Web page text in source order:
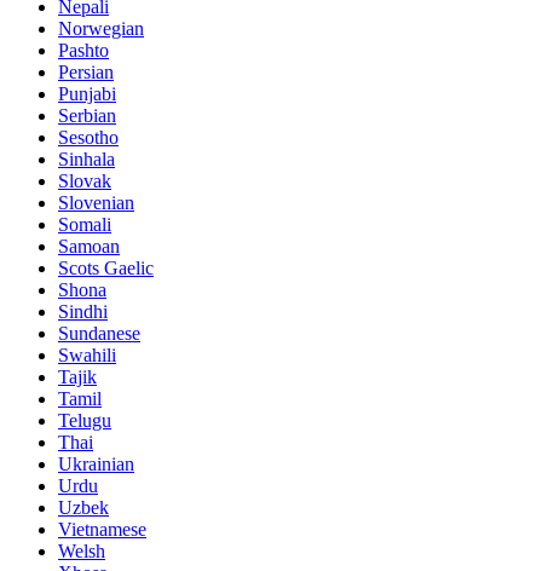
Nepali
Norwegian
Pashto
Persian
Punjabi
Serbian
Sesotho
Sinhala
Slovak
Slovenian
Somali
Samoan
Scots Gaelic
Shona
Sindhi
Sundanese
Swahili
Tajik
Tamil
Telugu
Thai
Ukrainian
Urdu
Uzbek
Vietnamese
Welsh